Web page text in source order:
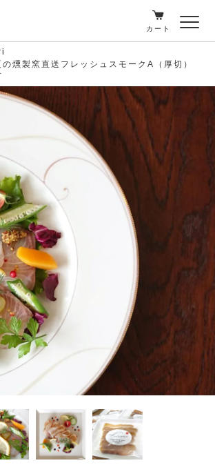
カート
燻製窯直送フレッシュスモークA（厚切）